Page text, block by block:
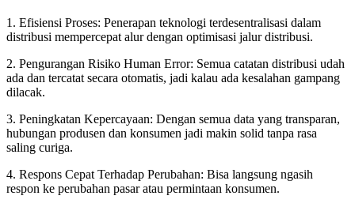
1. Efisiensi Proses: Penerapan teknologi terdesentralisasi dalam
distribusi mempercepat alur dengan optimisasi jalur distribusi.
2. Pengurangan Risiko Human Error: Semua catatan distribusi udah
ada dan tercatat secara otomatis, jadi kalau ada kesalahan gampang
dilacak.
3. Peningkatan Kepercayaan: Dengan semua data yang transparan,
hubungan produsen dan konsumen jadi makin solid tanpa rasa
saling curiga.
4. Respons Cepat Terhadap Perubahan: Bisa langsung ngasih
respon ke perubahan pasar atau permintaan konsumen.